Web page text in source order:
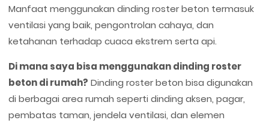
Manfaat menggunakan dinding roster beton termasuk
ventilasi yang baik, pengontrolan cahaya, dan
ketahanan terhadap cuaca ekstrem serta api.
Di mana saya bisa menggunakan dinding roster
beton di rumah? Dinding roster beton bisa digunakan
di berbagai area rumah seperti dinding aksen, pagar,
pembatas taman, jendela ventilasi, dan elemen